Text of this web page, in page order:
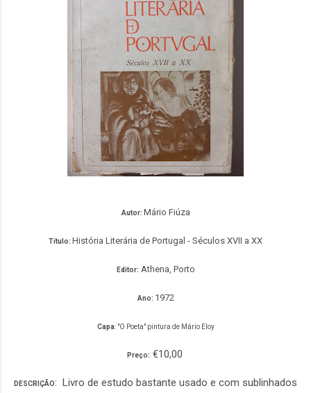
Autor: Mário Fiúza
Título: História Literária de Portugal - Séculos XVII a XX
Editor: Athena, Porto
Ano: 1972
Capa: "O Poeta" pintura de Mário Eloy
Preço: €10,00
DESCRIÇÃO: Livro de estudo bastante usado e com sublinhados